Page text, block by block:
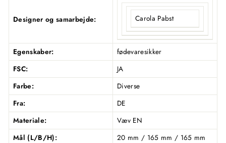
Designer og samarbejde: Carola Pabst
Egenskaber:
fødevaresikker
FSC:
JA
Farbe:
Diverse
Fra:
DE
Materiale:
Væv EN
Mål (L/B/H):
20 mm / 165 mm / 165 mm